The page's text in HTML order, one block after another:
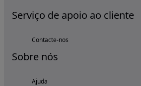
Serviço de apoio ao cliente
Contacte-nos
Sobre nós
Ajuda